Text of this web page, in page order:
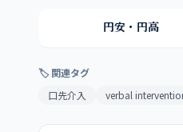
円安・円高
🏷 関連タグ
口先介入
verbal